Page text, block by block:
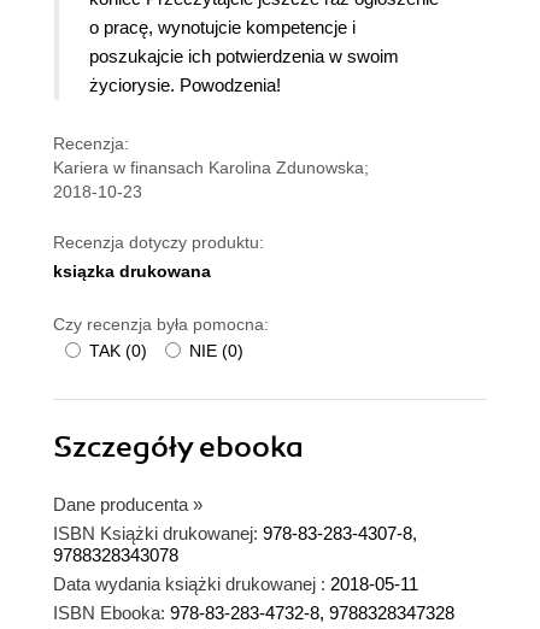
o pracę, wynotujcie kompetencje i
poszukajcie ich potwierdzenia w swoim
życiorysie. Powodzenia!
Recenzja:
Kariera w finansach Karolina Zdunowska;
2018-10-23
Recenzja dotyczy produktu:
ksiązka drukowana
Czy recenzja była pomocna:
TAK (0) NIE (0)
Szczegółyebooka
Dane producenta »
ISBN Książki drukowanej: 978-83-283-4307-8,
9788328343078
Data wydania książki drukowanej : 2018-05-11
ISBN Ebooka: 978-83-283-4732-8, 9788328347328